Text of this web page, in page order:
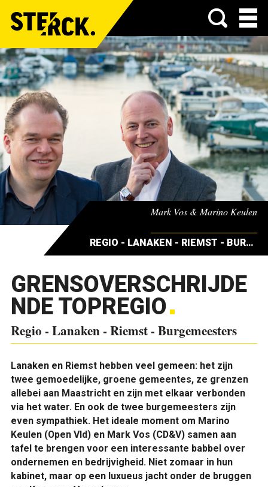
Menu
Mark Vos & Marino Keulen
REGIO - LANAKEN - RIEMST - BURGEMEESTERS
GRENSOVERSCHRIJDE
NDE TOPREGIO
Regio - Lanaken - Riemst - Burgemeesters
Lanaken en Riemst hebben veel gemeen: het zijn
twee gemoedelijke, groene gemeentes, ze grenzen
allebei aan Maastricht en zijn met elkaar verbonden
via het water. En ook de twee burgemeesters zijn
even sympathiek. Het ideale moment om Marino
Keulen (Open Vld) en Mark Vos (CD&V) samen aan
tafel te brengen voor een interessante babbel over
ondernemen en bedrijvigheid. Niet zomaar in hun
kabinet, maar op een luxueus jacht onder de bruggen